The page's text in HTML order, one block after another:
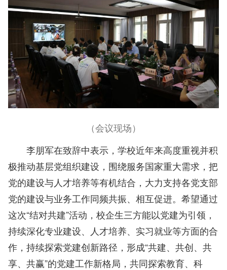
（会议现场）
李朋军在致辞中表示，学校近年来高度重视并积
极推动基层党组织建设，围绕服务国家重大需求，把
党的建设与人才培养等有机结合，大力支持各党支部
党的建设与业务工作同频共振、相互促进。希望通过
这次“结对共建”活动，校企生三方能以党建为引领，
持续深化专业建设、人才培养、实习就业等方面的合
作，持续探索党建创新路径，形成“共建、共创、共
享、共赢”的党建工作新格局，共同探索教育、科